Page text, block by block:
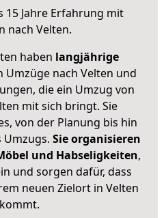
15 Jahre Erfahrung mit
nach Velten.
haben langjährige
Umzüge nach Velten und
die ein Umzug von
mit sich bringt. Sie
von der Planung bis hin
Sie organisieren
und Habseligkeiten,
und sorgen dafür, dass
neuen Zielort in Velten